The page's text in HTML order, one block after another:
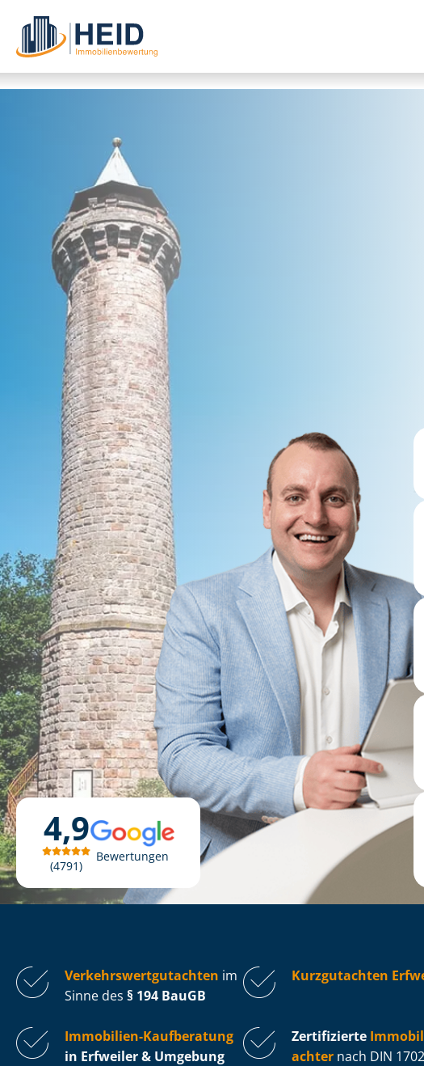
4,9
4791
Bewertungen
Ver­kehrs­wert­gut­ach­ten im
Sinne des § 194 BauGB
Kurzgutachten
Immobilien-Kaufberatung
in Erfweiler & Umgebung
Zertifizierte
ach­ter nach DIN